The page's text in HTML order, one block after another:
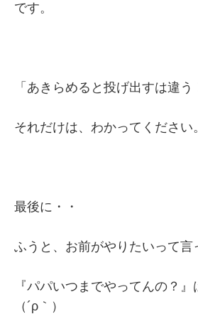
です。
「あきらめると投げ出すは違う
それだけは、わかってください。
最後に・・
ふうと、お前がやりたいって言
『パパいつまでやってんの？』
（´ρ｀）